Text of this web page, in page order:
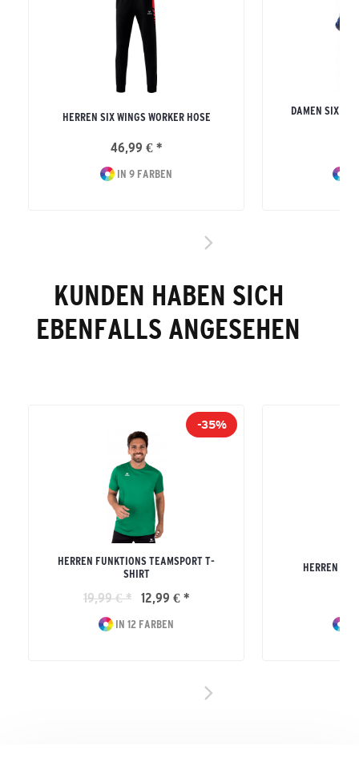
HERREN SIX WINGS WORKER HOSE
46,99 € *
IN 9 FARBEN
DAMEN SIX
KUNDEN HABEN SICH
EBENFALLS ANGESEHEN
-35%
HERREN FUNKTIONS TEAMSPORT T-
SHIRT
19,99 € * 12,99 € *
IN 12 FARBEN
HERREN SIX